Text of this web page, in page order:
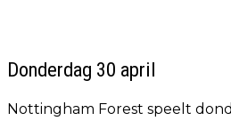
Donderdag 30 april
Nottingham Forest speelt